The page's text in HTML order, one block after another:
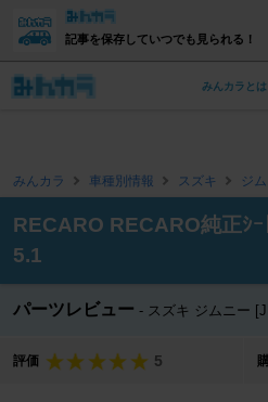
記事を保存していつでも見られる！
みんカラとは
みんカラ 車種別情報 スズキ ジ
RECARO RECARO純正
5.1
パーツレビュー スズキ ジムニー
評価 5